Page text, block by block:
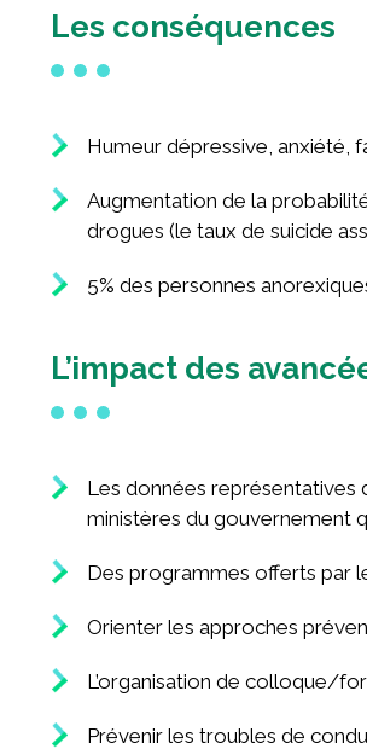
Les conséquences
Humeur dépressive, anxiété,
Augmentation de la
drogues (le taux de suicide
5% des personnes
L’impact des
Les données représentatives
ministères du gouvernement
Des programmes offerts par
Orienter les approches
L’organisation de colloque/
Prévenir les troubles de